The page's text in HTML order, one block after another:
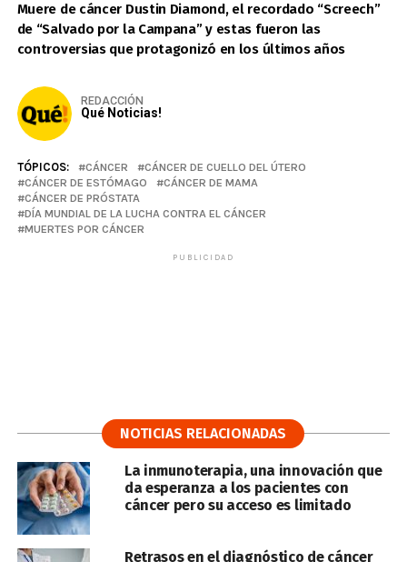
Muere de cáncer Dustin Diamond, el recordado “Screech”
de “Salvado por la Campana” y estas fueron las
controversias que protagonizó en los últimos años
REDACCIÓN
Qué Noticias!
TÓPICOS: CÁNCER
CÁNCER DE CUELLO DEL ÚTERO
CÁNCER DE ESTÓMAGO
CÁNCER DE MAMA
CÁNCER DE PRÓSTATA
DÍA MUNDIAL DE LA LUCHA CONTRA EL CÁNCER
MUERTES POR CÁNCER
PUBLICIDAD
NOTICIAS RELACIONADAS
La inmunoterapia, una innovación que
da esperanza a los pacientes con
cáncer pero su acceso es limitado
Retrasos en el diagnóstico de cáncer